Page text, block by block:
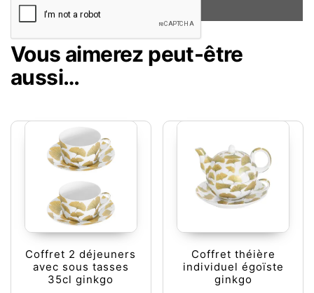
Vous aimerez peut-être
aussi…
Coffret 2 déjeuners
avec sous tasses
35cl ginkgo
Coffret théière
individuel égoïste
ginkgo